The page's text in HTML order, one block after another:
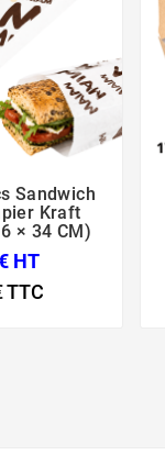

Sandwich
Kraft
× 34 CM)
HT
TTC